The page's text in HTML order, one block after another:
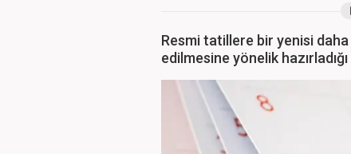
Resmi tatillere bir yenisi
edilmesine yönelik